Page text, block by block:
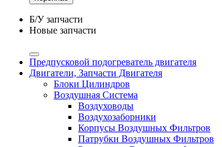
Б/У запчасти
Новые запчасти
Предпусковой подогреватель двигателя
Двигатели, Запчасти Двигателя
Блоки Цилиндров
Воздушная Система
Воздуховоды
Воздухозаборники
Корпусы Воздушных Фильтров
Патрубки Воздушных Фильтров